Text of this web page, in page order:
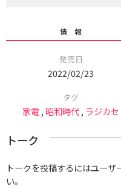
情 報
発売日
2022/02/23
タグ
家電,昭和時代, ラジカセ
トーク
トークを投稿するにはユー
い。